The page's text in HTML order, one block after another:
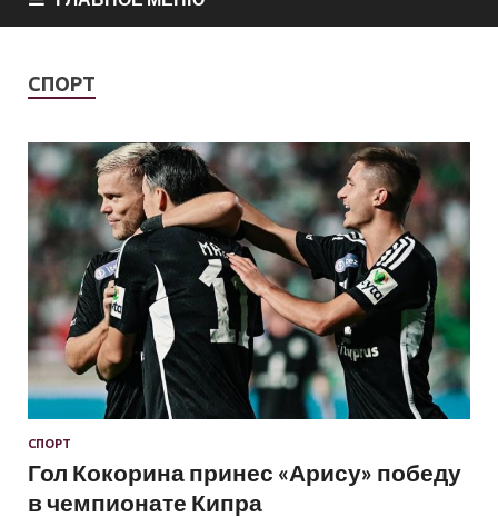
СПОРТ
СПОРТ
Гол Кокорина принес «Арису» победу
в чемпионате Кипра